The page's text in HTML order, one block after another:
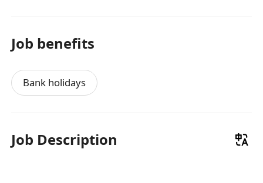
Job benefits
Bank holidays
Job Description